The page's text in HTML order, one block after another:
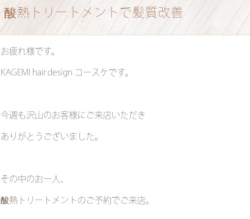
酸熱トリートメントで髪質改善
お疲れ様です。
KAGEMI hair design コースケです。
今週も沢山のお客様にご来店いただき
ありがとうございました。
その中のお一人、
酸熱トリートメントのご予約でご来店。